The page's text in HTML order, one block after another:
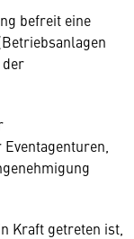
befreit eine
der
Kraft getreten ist,